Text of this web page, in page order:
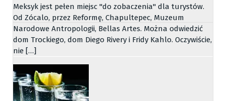
Meksyk jest pełen miejsc "do zobaczenia" dla turystów.
Od Zócalo, przez Reformę, Chapultepec, Muzeum
Narodowe Antropologii, Bellas Artes. Można odwiedzić
dom Trockiego, dom Diego Rivery i Fridy Kahlo. Oczywiście,
nie […]